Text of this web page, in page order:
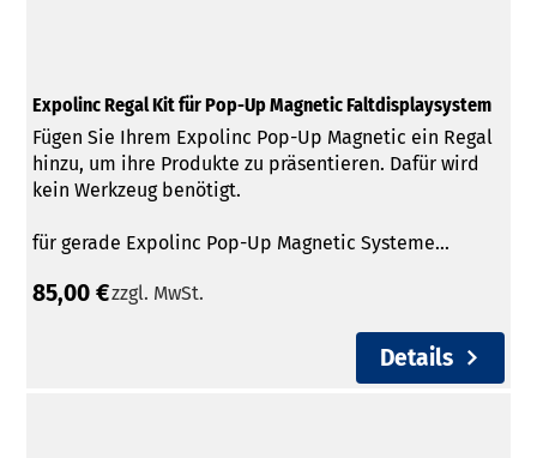
Expolinc Regal Kit für Pop-Up Magnetic Faltdisplaysystem
Fügen Sie Ihrem Expolinc Pop-Up Magnetic ein Regal
hinzu, um ihre Produkte zu präsentieren. Dafür wird
kein Werkzeug benötigt.
für gerade Expolinc Pop-Up Magnetic Systeme...
85,00 €zzgl. MwSt.
Details